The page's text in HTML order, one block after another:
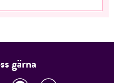
STÄNG
gärna